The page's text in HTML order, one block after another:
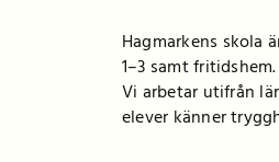
Hagmarkens skola
1–3 samt fritidshem.
Vi arbetar utifrån
elever känner